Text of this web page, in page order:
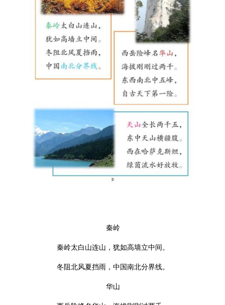
秦岭
秦岭太白山连山， 犹如高墙立中间。
冬阻北风夏挡雨， 中国南北分界线。
华山